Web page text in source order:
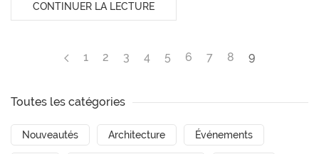
CONTINUER LA LECTURE
1 2 3 4 5 6 7 8 9
Toutes les catégories
Nouveautés Architecture Événements